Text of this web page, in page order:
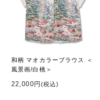
和柄 マオカラーブラウス ＜
風景画/白桃＞
22,000円 (税込)